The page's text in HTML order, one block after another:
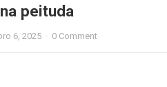
peituda
6, 2025 · 0 Comment